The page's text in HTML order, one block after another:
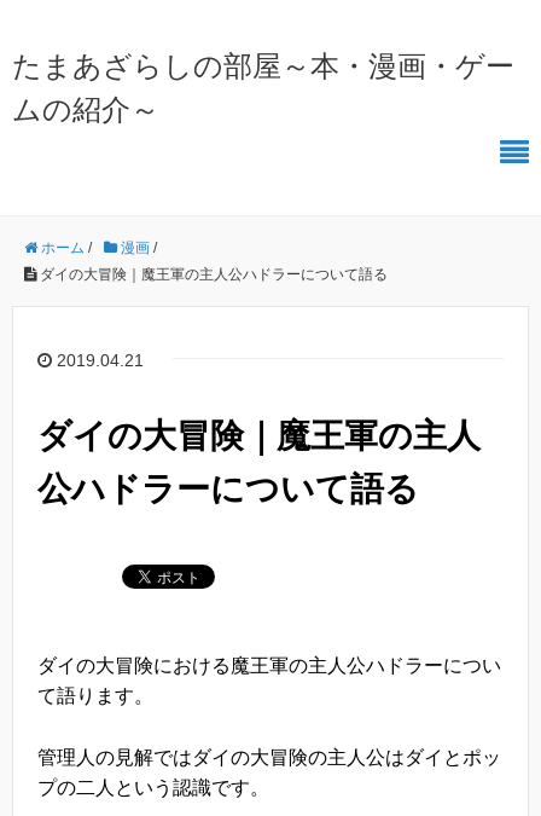
たまあざらしの部屋～本・漫画・ゲー
ムの紹介～
ホーム / 漫画 /
ダイの大冒険｜魔王軍の主人公ハドラーについて語る
2019.04.21
ダイの大冒険｜魔王軍の主人
公ハドラーについて語る
ダイの大冒険における魔王軍の主人公ハドラーについ
て語ります。
管理人の見解ではダイの大冒険の主人公はダイとポッ
プの二人という認識です。